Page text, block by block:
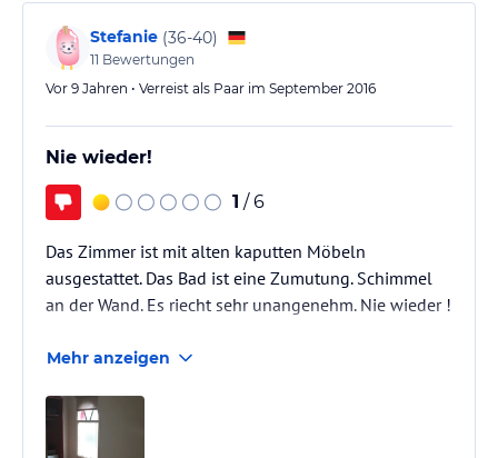
Stefanie (36-40)
11 Bewertungen
Vor 9 Jahren • Verreist als Paar im September 2016
Nie wieder!
1 / 6
Das Zimmer ist mit alten kaputten Möbeln
ausgestattet. Das Bad ist eine Zumutung. Schimmel
an der Wand. Es riecht sehr unangenehm. Nie wieder !
Mehr anzeigen